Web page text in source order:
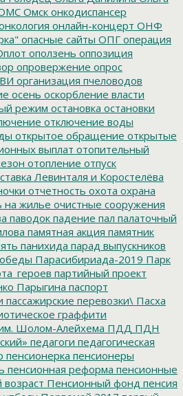
Омск онкодиспансер
онлайн-концерт ОНФ
опасные сайты ОПГ операция
оползень оппозиция
опровержение опрос
организация пчеловодов
осень оскорбление власти
режим остановка остановки
отключение воды
открытое обращение открытые
выплат отопительный
отопление отпуск
Левинталя и Коростелёва
отчетность охота охрана
на жилье очистные сооружения
паводок падение пал палаточный
памятная акция памятник
панихида парад выпускников
Парасибириада-2019 Парк
партийный проект
Парыгина паспорт
пассажирские перевозки\ Пасха
граффити
Шолом-Алейхема ПДД ПДН
педагоги педагогическая
пенсионерка пенсионеры
пенсионная реформа пенсионные
Пенсионный фонд пенсия